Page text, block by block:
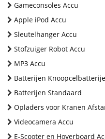
Gameconsoles Accu
Apple iPod Accu
Sleutelhanger Accu
Stofzuiger Robot Accu
MP3 Accu
Batterijen
Batterijen Standaard
Opladers voor Kranen
Videocamera Accu
E-Scooter en Hoverboard